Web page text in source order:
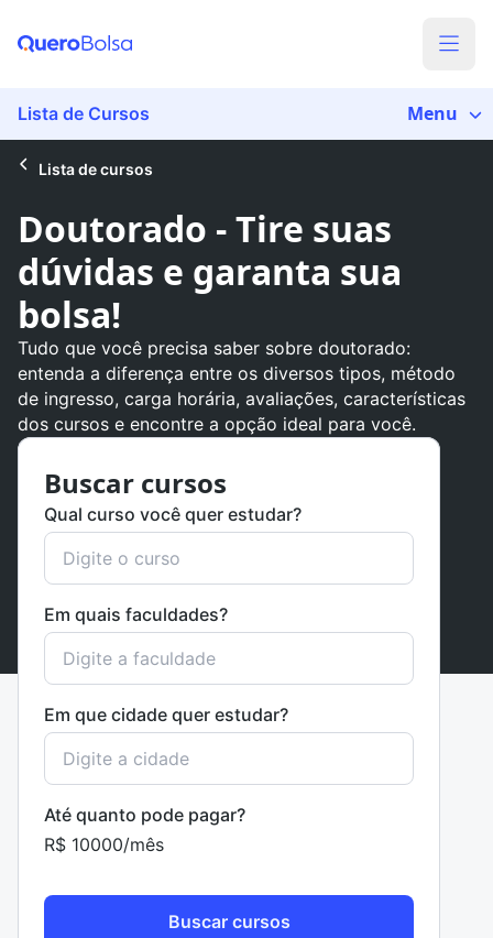
Lista de Cursos Menu
Lista de cursos
Doutorado - Tire suas
dúvidas e garanta sua
bolsa!
Tudo que você precisa saber sobre doutorado:
entenda a diferença entre os diversos tipos, método
de ingresso, carga horária, avaliações, características
dos cursos e encontre a opção ideal para você.
Buscar cursos
Qual curso você quer estudar?
Em quais faculdades?
Em que cidade quer estudar?
Até quanto pode pagar?
R$ 10000/mês
Buscar cursos